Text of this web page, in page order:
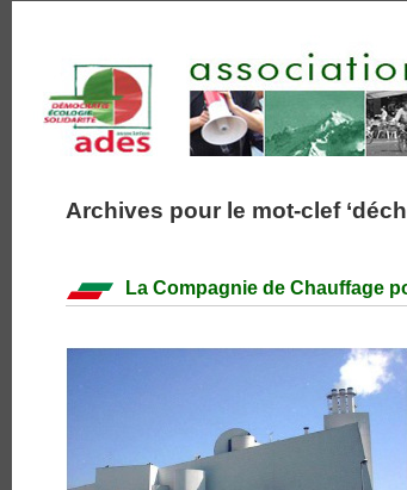
Archives pour le mot-clef
La Compagnie de Chauffage